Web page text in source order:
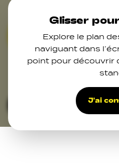
Skip to main content
Glisser
Explore le plan
naviguant dans
point pour découvrir
J'ai
33